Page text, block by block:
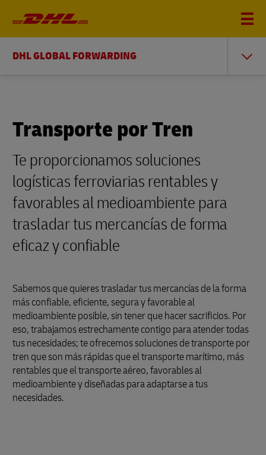
DHL GLOBAL FORWARDING
Transporte por Tren
Te proporcionamos soluciones
logísticas ferroviarias rentables y
favorables al medioambiente para
trasladar tus mercancías de forma
eficaz y confiable
Sabemos que quieres trasladar tus mercancías de la forma
más confiable, eficiente, segura y favorable al
medioambiente posible, sin tener que hacer sacrificios. Por
eso, trabajamos estrechamente contigo para atender todas
tus necesidades; te ofrecemos soluciones de transporte por
tren que son más rápidas que el transporte marítimo, más
rentables que el transporte aéreo, favorables al
medioambiente y diseñadas para adaptarse a tus
necesidades.